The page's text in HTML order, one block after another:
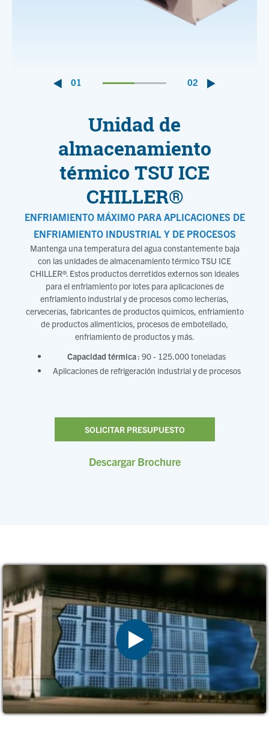
01 02
Unidad de
almacenamiento
térmico TSU ICE
CHILLER®
ENFRIAMIENTO MÁXIMO PARA APLICACIONES DE
ENFRIAMIENTO INDUSTRIAL Y DE PROCESOS
Mantenga una temperatura del agua constantemente baja
con las unidades de almacenamiento térmico TSU ICE
CHILLER®. Estos productos derretidos externos son ideales
para el enfriamiento por lotes para aplicaciones de
enfriamiento industrial y de procesos como lecherías,
cervecerías, fabricantes de productos químicos, enfriamiento
de productos alimenticios, procesos de embotellado,
enfriamiento de productos y más.
Capacidad térmica: 90 - 125.000 toneladas
Aplicaciones de refrigeración industrial y de procesos
SOLICITAR PRESUPUESTO
Descargar Brochure